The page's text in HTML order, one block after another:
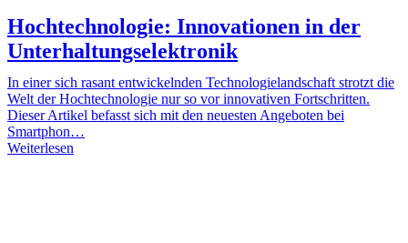
Hochtechnologie: Innovationen in der
Unterhaltungselektronik
In einer sich rasant entwickelnden Technologielandschaft strotzt die
Welt der Hochtechnologie nur so vor innovativen Fortschritten.
Dieser Artikel befasst sich mit den neuesten Angeboten bei
Smartphon…
Weiterlesen